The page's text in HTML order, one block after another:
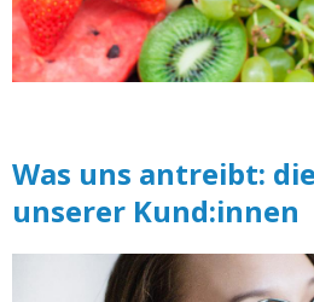
Was uns antreibt:
unserer Kund:innen